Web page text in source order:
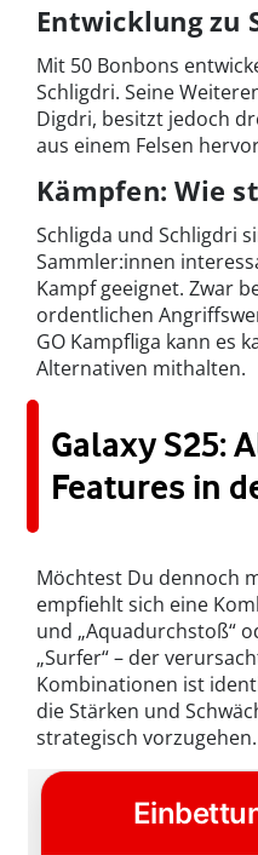
Entwicklung zu
Mit 50 Bonbons
Schligdri. Seine
Digdri, besitzt jedoch
aus einem Felsen
Kämpfen: Wie
Schligda und Schligdri
Sammler:innen
Kampf geeignet. Zwar
ordentlichen
GO Kampfliga kann es
Alternativen mithalten.
Galaxy S25:
Features in
Möchtest Du dennoch
empfiehlt sich eine
und „Aquadurchstoß“
„Surfer“ – der
Kombinationen ist
die Stärken und
strategisch vorzugehen.